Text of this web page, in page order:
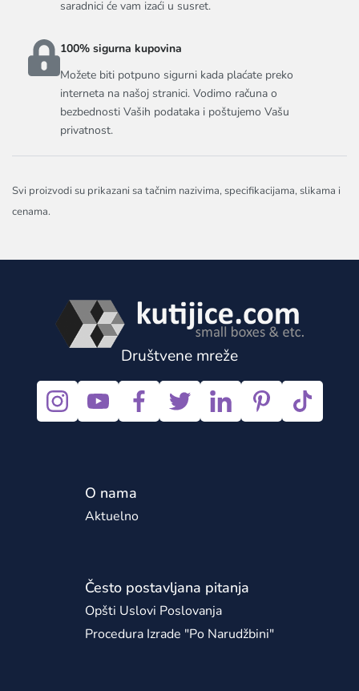
saradnici će vam izaći u susret.
100% sigurna kupovina
Možete biti potpuno sigurni kada plaćate preko
interneta na našoj stranici. Vodimo računa o
bezbednosti Vaših podataka i poštujemo Vašu
privatnost.
Svi proizvodi su prikazani sa tačnim nazivima, specifikacijama, slikama i
cenama.
Društvene mreže
O nama
Aktuelno
Često postavljana pitanja
Opšti Uslovi Poslovanja
Procedura Izrade "po Narudžbini"